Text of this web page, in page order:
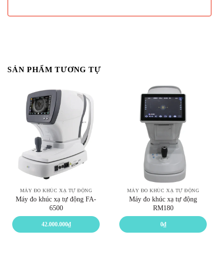
SẢN PHẨM TƯƠNG TỰ
MÁY ĐO KHÚC XẠ TỰ ĐỘNG
Máy đo khúc xạ tự động FA-
6500
42.000.000₫
MÁY ĐO KHÚC XẠ TỰ ĐỘNG
Máy đo khúc xạ tự động
RM180
0₫